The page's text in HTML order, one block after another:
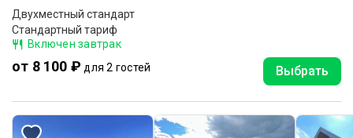
Двухместный стандарт
Стандартный тариф
Включен завтрак
от 8 100 ₽ для 2 гостей Выбрать